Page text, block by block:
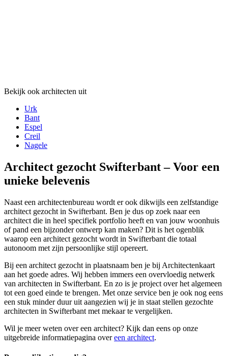
Bekijk ook architecten uit
Urk
Bant
Espel
Creil
Nagele
Architect gezocht Swifterbant – Voor een
unieke belevenis
Naast een architectenbureau wordt er ook dikwijls een zelfstandige
architect gezocht in Swifterbant. Ben je dus op zoek naar een
architect die in heel specifiek portfolio heeft en van jouw woonhuis
of pand een bijzonder ontwerp kan maken? Dit is het ogenblik
waarop een architect gezocht wordt in Swifterbant die totaal
autonoom met zijn persoonlijke stijl opereert.
Bij een architect gezocht in plaatsnaam ben je bij Architectenkaart
aan het goede adres. Wij hebben immers een overvloedig netwerk
van architecten in Swifterbant. En zo is je project over het algemeen
tot een goed einde te brengen. Met onze service ben je ook nog eens
een stuk minder duur uit aangezien wij je in staat stellen gezochte
architecten in Swifterbant met mekaar te vergelijken.
Wil je meer weten over een architect? Kijk dan eens op onze
uitgebreide informatiepagina overeen architect.